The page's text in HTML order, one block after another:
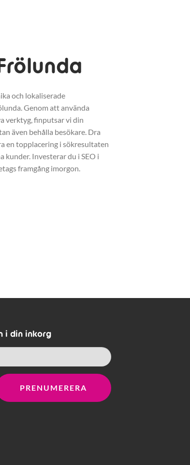
och lokaliserade
Genom att använda
verktyg, finputsar vi din
även behålla besökare. Dra
en topplacering i sökresultaten
kunder. Investerar du i SEO i
framgång imorgon.
i din inkorg